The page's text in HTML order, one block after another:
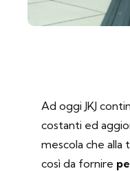
Ad oggi JKJ
costanti ed
mescola che alla
così da fornire